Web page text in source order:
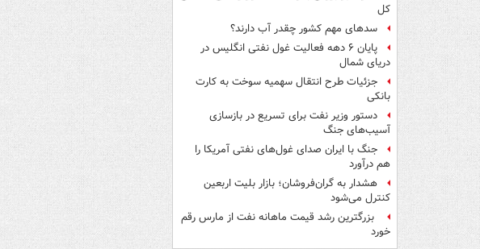
کل
سدهای مهم کشور چقدر آب دارند؟
پایان ۶ دهه فعالیت غول نفتی انگلیس در
دریای شمال
جزئیات طرح انتقال سهمیه سوخت به کارت
بانکی
دستور وزیر نفت برای تسریع در بازسازی
آسیب‌های جنگ
جنگ با ایران صدای غول‌های نفتی آمریکا را
هم درآورد
هشدار به گران‌فروشان؛ بازار بلیت اربعین
کنترل می‌شود
بزرگترین رشد قیمت ماهانه نفت از مارس رقم
خورد